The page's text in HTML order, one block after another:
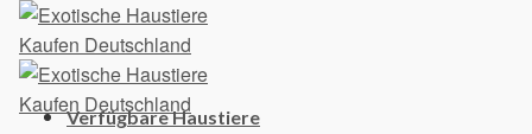
Skip
content
Verfügbare Haustiere